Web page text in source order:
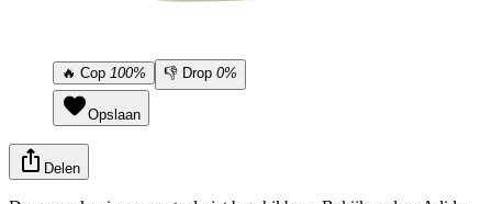
🔥 Cop 100% 👎 Drop 0%
Opslaan
Delen